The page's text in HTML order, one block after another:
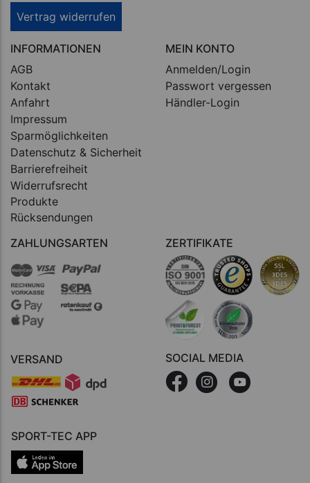
Vertrag widerrufen
INFORMATIONEN
AGB
Kontakt
Anfahrt
Impressum
Sparmöglichkeiten
Datenschutz & Sicherheit
Barrierefreiheit
Widerrufsrecht
Produkte
Rücksendungen
MEIN KONTO
Anmelden/Login
Passwort vergessen
Händler-Login
ZAHLUNGSARTEN
VERSAND
ZERTIFIKATE
SOCIAL MEDIA
SPORT-TEC APP